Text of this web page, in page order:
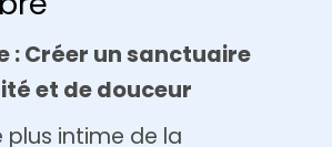
: Créer un sanctuaire
et de douceur
plus intime de la